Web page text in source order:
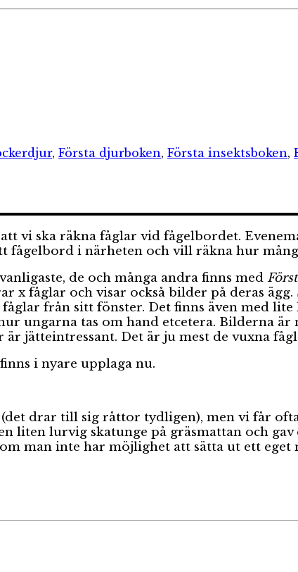
djur, Första djurboken, Första insektsboken,
vi ska räkna fåglar vid fågelbordet.
fågelbord i närheten och vill räkna hur
de och många andra finns med
x fåglar och visar också bilder på deras
från sitt fönster. Det finns även med
ungarna tas om hand etcetera. Bilderna
jätteintressant. Det är ju mest de vuxna
i nyare upplaga nu.
drar till sig råttor tydligen), men vi får
liten lurvig skatunge på gräsmattan och
man inte har möjlighet att sätta ut ett eget